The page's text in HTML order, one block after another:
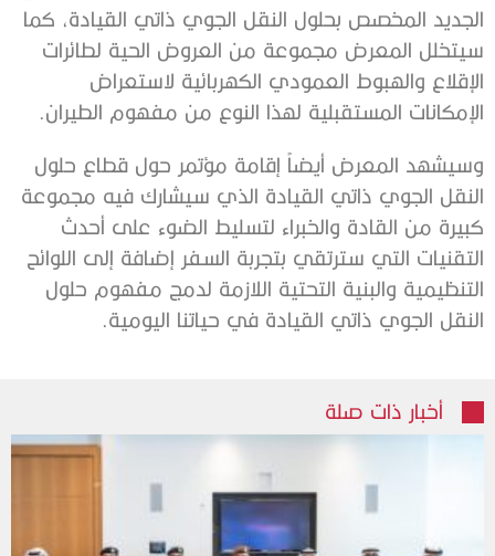
الجديد المخصص بحلول النقل الجوي ذاتي القيادة، كما
سيتخلل المعرض مجموعة من العروض الحية لطائرات
الإقلاع والهبوط العمودي الكهربائية لاستعراض
الإمكانات المستقبلية لهذا النوع من مفهوم الطيران.
وسيشهد المعرض أيضاً إقامة مؤتمر حول قطاع حلول
النقل الجوي ذاتي القيادة الذي سيشارك فيه مجموعة
كبيرة من القادة والخبراء لتسليط الضوء على أحدث
التقنيات التي سترتقي بتجربة السفر إضافة إلى اللوائح
التنظيمية والبنية التحتية اللازمة لدمج مفهوم حلول
النقل الجوي ذاتي القيادة في حياتنا اليومية.
أخبار ذات صلة